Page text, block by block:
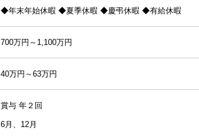
◆年末年始休暇 ◆夏季休暇 ◆慶弔休暇 ◆有給休暇
700万円～1,100万円
40万円～63万円
賞与 年２回
6月、12月